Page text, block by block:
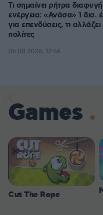
Τι σημαίνει ρήτρα
ενέργεια: «Ανάσα» 1 δισ.
για επενδύσεις, τι
πολίτες
06.08.2026, 12:56
Games
Cut The Rope